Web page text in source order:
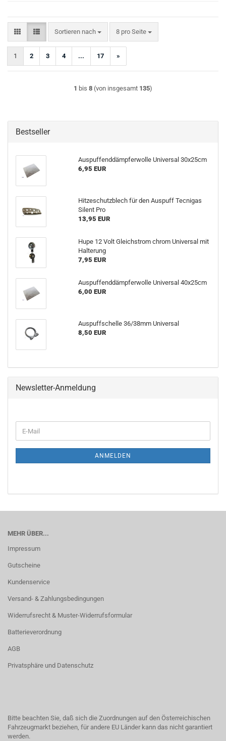
Sortieren nach
Sortieren nach 8 pro Seite
pro Seite
1 2 3 4 ... 17 »
1 bis 8 (von insgesamt 135)
Bestseller
Auspuffenddämpferwolle Universal 30x25cm
6,95 EUR
Hitzeschutzblech für den Auspuff Tecnigas
Silent Pro
13,95 EUR
Hupe 12 Volt Gleichstrom chrom Universal mit
Halterung
7,95 EUR
Auspuffenddämpferwolle Universal 40x25cm
6,00 EUR
Auspuffschelle 36/38mm Universal
8,50 EUR
Newsletter-Anmeldung
E-
Mail
ANMELDEN
MEHR ÜBER...
Impressum
Gutscheine
Kundenservice
Versand- & Zahlungsbedingungen
Widerrufsrecht & Muster-Widerrufsformular
Batterieverordnung
AGB
Privatsphäre und Datenschutz
Bitte beachten Sie, daß sich die Zuordnungen auf den Österreichischen
Fahrzeugmarkt beziehen, für andere EU Länder kann das nicht garantiert
werden.